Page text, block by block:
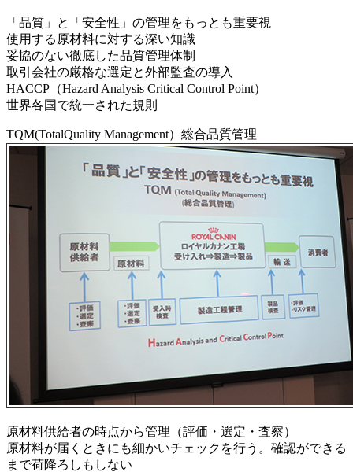
「品質」と「安全性」の管理をもっとも重要視
使用する原材料に対する深い知識
妥協のない徹底した品質管理体制
取引会社の厳格な選定と外部監査の導入
HACCP（Hazard Analysis Critical Control Point）
世界各国で統一された規則
TQM(TotalQuality Management）総合品質管理
原材料供給者の時点から管理（評価・選定・査察）
原材料が届くときにも細かいチェックを行う。確認ができる
まで荷降ろしもしない